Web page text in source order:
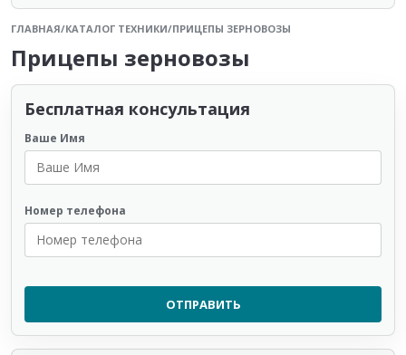
ГЛАВНАЯ/КАТАЛОГ ТЕХНИКИ/ПРИЦЕПЫ ЗЕРНОВОЗЫ
Прицепы зерновозы
Бесплатная консультация
Ваше Имя
Номер телефона